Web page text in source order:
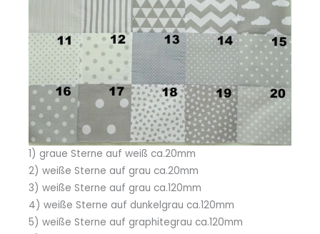
1) graue Sterne auf weiß ca.20mm
2) weiße Sterne auf grau ca.20mm
3) weiße Sterne auf grau ca.120mm
4) weiße Sterne auf dunkelgrau ca.120mm
5) weiße Sterne auf graphitegrau ca.120mm